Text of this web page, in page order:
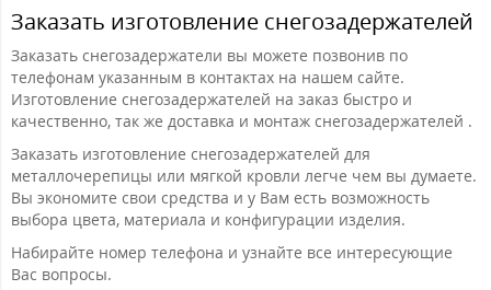
Заказать изготовление снегозадержателей
Заказать снегозадержатели вы можете позвонив по
телефонам указанным в контактах на нашем сайте.
Изготовление снегозадержателей на заказ быстро и
качественно, так же доставка и монтаж снегозадержателей .
Заказать изготовление снегозадержателей для
металлочерепицы или мягкой кровли легче чем вы думаете.
Вы экономите свои средства и у Вам есть возможность
выбора цвета, материала и конфигурации изделия.
Набирайте номер телефона и узнайте все интересующие
Вас вопросы.